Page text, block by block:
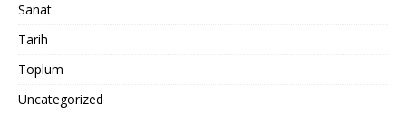
Sanat
Tarih
Toplum
Uncategorized